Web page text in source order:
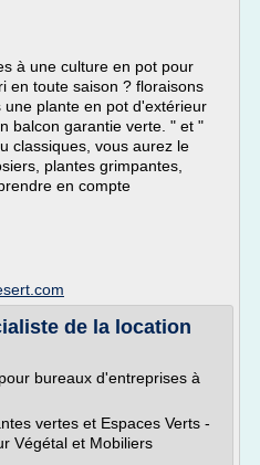
à une culture en pot pour
en toute saison ? floraisons
plante en pot d'extérieur
balcon garantie verte. " et "
classiques, vous aurez le
plantes grimpantes,
en compte
de la location
bureaux d'entreprises à
vertes et Espaces Verts -
Végétal et Mobiliers